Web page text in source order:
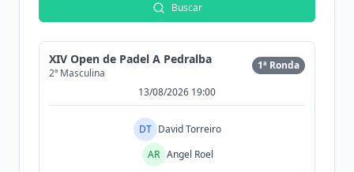
Buscar
XIV Open de Padel A Pedralba
2ª Masculina
1ª Ronda
13/08/2026 19:00
DT David Torreiro
AR Angel Roel